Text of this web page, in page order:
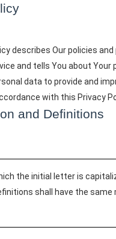
describes Our policies
and tells You about
data to provide and
with this Privacy
and Definitions
the initial letter is
shall have the same